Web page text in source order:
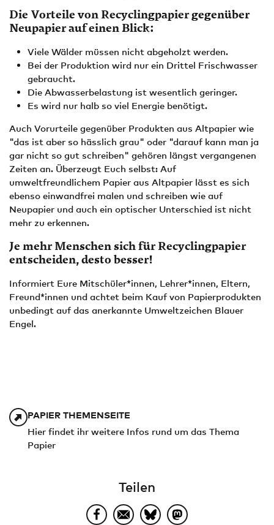
Die Vorteile von Recyclingpapier gegenüber
Neupapier auf einen Blick:
Viele Wälder müssen nicht abgeholzt werden.
Bei der Produktion wird nur ein Drittel Frischwasser
gebraucht.
Die Abwasserbelastung ist wesentlich geringer.
Es wird nur halb so viel Energie benötigt.
Auch Vorurteile gegenüber Produkten aus Altpapier wie
"das ist aber so hässlich grau" oder "darauf kann man ja
gar nicht so gut schreiben" gehören längst vergangenen
Zeiten an. Überzeugt Euch selbst: Auf
umweltfreundlichem Papier aus Altpapier lässt es sich
ebenso einwandfrei malen und schreiben wie auf
Neupapier und auch ein optischer Unterschied ist nicht
mehr zu erkennen.
Je mehr Menschen sich für Recyclingpapier
entscheiden, desto besser!
Informiert Eure Mitschüler*innen, Lehrer*innen, Eltern,
Freund*innen und achtet beim Kauf von Papierprodukten
unbedingt auf das anerkannte Umweltzeichen Blauer
Engel.
PAPIER THEMENSEITE
Hier findet ihr weitere Infos rund um das Thema
Papier
Teilen